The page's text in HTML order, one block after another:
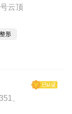
云顶
形
、